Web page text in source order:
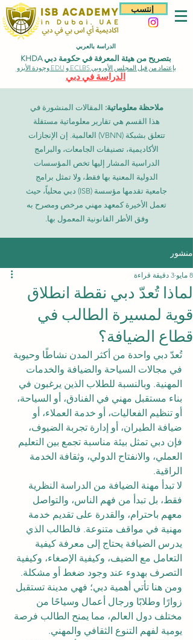
إنتسب
الدراسة بالعربي
بتصريح من هيئة المعرفة في حكومة دبي KHDA
بإعتماد من قبل المجلس الأوروبي ECLBS و EDU وجودة الأيزو
الدراسة في دبي
ملاحظة معلوماتية: المقالات المنشورة في
هذا القسم هي تقارير معلوماتية مستقلة
تتعلق بشبكة (VBNN) العالمية. إن الإنجازات
الأكاديمية، تصنيفات الجامعات، والبرامج
الدراسية المشار إليها تخص المؤسسات
الدولية المعنية بها فقط، ولا تمثل برامج
جامعية تقدمها مؤسسة (ISB) دبي محلياً، حيث
تعمل الأخيرة كمعهد مهني مرخص ومصرح به
وفق الأطر القانونية المعمول بها.
منشور
لماذا تُعدّ دبي نقطة انطلاق
قوية لمسيرة الطالب في
قطاع الضيافة؟
8 مايو 3 دقيقة قراءة
تُعدّ دبي واحدة من أكثر المدن نشاطًا وحيوية
في مجالات السياحة والضيافة والخدمات
المهنية. وبالنسبة للطلاب الذين يرغبون في
بناء مستقبل مهني في الفنادق، أو السياحة،
أو تنظيم الفعاليات، أو خدمة العملاء، أو
ضيافة الطيران، أو إدارة تجربة الضيوف،
فإن دبي تمثل بيئة مناسبة تجمع بين التعليم
العملي، والانفتاح الدولي، وثقافة الخدمة
الراقية.
لا تبدأ مهنة الضيافة من الدراسة النظرية
فقط، بل تبدأ من فهم الناس، والتواصل
معهم باحترام، والقدرة على تقديم خدمة
مهنية في مواقف متنوعة. فالطالب الذي
يدرس الضيافة يحتاج إلى معرفة كيفية
التعامل مع الضيف، وكيفية الإصغاء، وكيفية
التصرف بهدوء عند وجود ضغط أو مشكلة.
ومن هنا تأتي أهمية دبي؛ فهي مدينة تستقبل
زوارًا وطلابًا ورجال أعمال وسياحًا من
مختلف دول العالم، مما يمنح الطالب فرصة
يومية لفهم التنوع الثقافي والمهني.